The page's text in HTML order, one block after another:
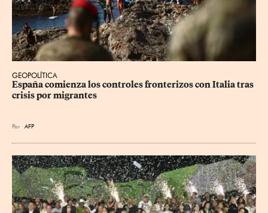
GEOPOLÍTICA
España comienza los controles fronterizos con Italia tras
crisis por migrantes
Por AFP